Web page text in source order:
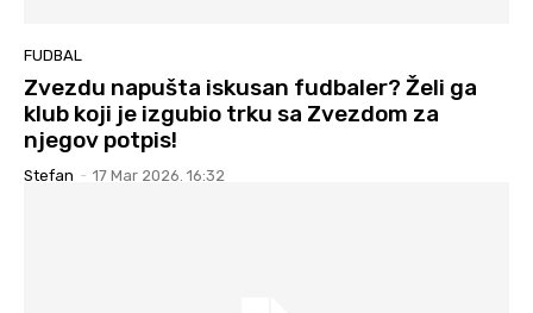
FUDBAL
Zvezdu napušta iskusan fudbaler? Želi ga
klub koji je izgubio trku sa Zvezdom za
njegov potpis!
Stefan - 17 Mar 2026. 16:32